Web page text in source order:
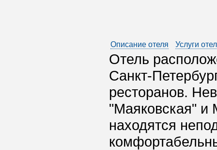
Описание отеля Услуги
Отель
Санкт-
ресторанов.
"Маяковская" и
находятся